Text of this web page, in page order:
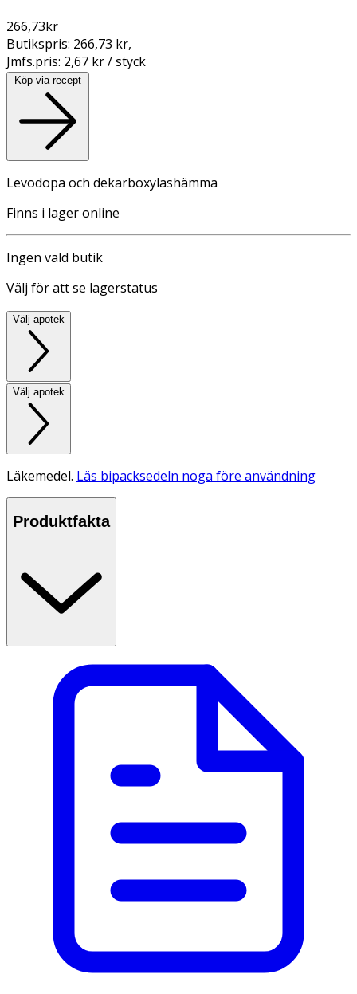
266,73kr
Butikspris: 266,73 kr,
Jmfs.pris: 2,67 kr / styck
Köp via recept
Levodopa och dekarboxylashämma
Finns i lager online
Ingen vald butik
Välj för att se lagerstatus
Välj apotek
Välj apotek
Läkemedel. Läs bipacksedeln noga före användning
Produktfakta